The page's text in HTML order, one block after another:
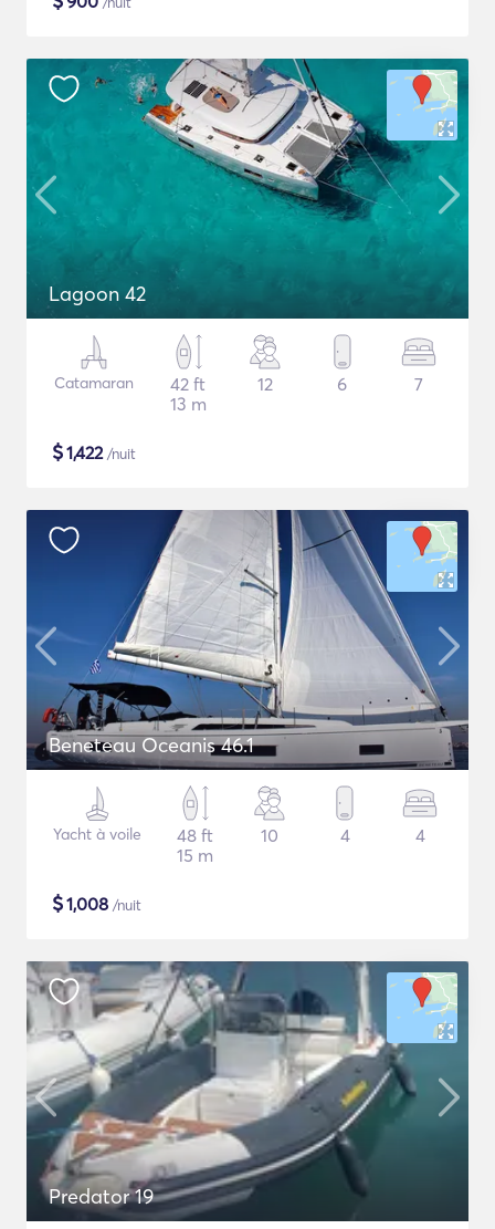
Lagoon 42
Catamaran
42 ft
13 m
12 6 7
$1,422/nuit
Beneteau Oceanis 46.1
Yacht à voile
48 ft
15 m
10 4 4
$1,008 /nuit
Predator 19